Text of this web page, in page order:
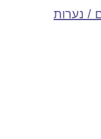
/ נערות